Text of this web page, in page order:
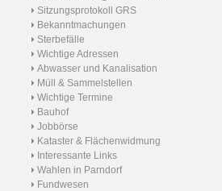
Sitzungsprotokoll GRS
Bekanntmachungen
Sterbefälle
Wichtige Adressen
Abwasser und Kanalisation
Müll & Sammelstellen
Wichtige Termine
Bauhof
Jobbörse
Kataster & Flächenwidmung
Interessante Links
Wahlen in Parndorf
Fundwesen